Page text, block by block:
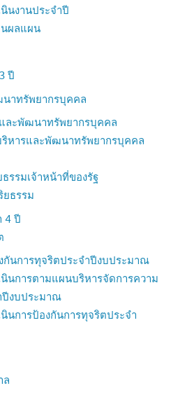
นงานประจำปี
ผลแผน
ปี
าทรัพยากรบุคคล
ละพัฒนาทรัพยากรบุคคล
ริหารและพัฒนาทรัพยากรบุคคล
รรมเจ้าหน้าที่ของรัฐ
ยธรรม
4 ปี
นการทุจริตประจำปีงบประมาณ
นินการตามแผนบริหารจัดการความ
ปีงบประมาณ
นินการป้องกันการทุจริตประจำ
ล